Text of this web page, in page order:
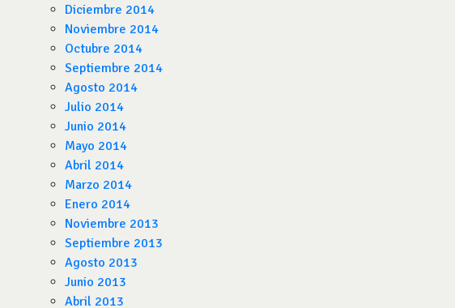
Diciembre 2014
Noviembre 2014
Octubre 2014
Septiembre 2014
Agosto 2014
Julio 2014
Junio 2014
Mayo 2014
Abril 2014
Marzo 2014
Enero 2014
Noviembre 2013
Septiembre 2013
Agosto 2013
Junio 2013
Abril 2013